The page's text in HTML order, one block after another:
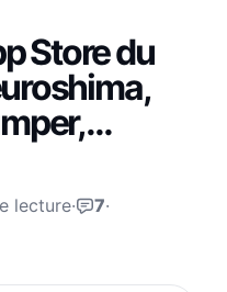
Store du
lecture· 7·